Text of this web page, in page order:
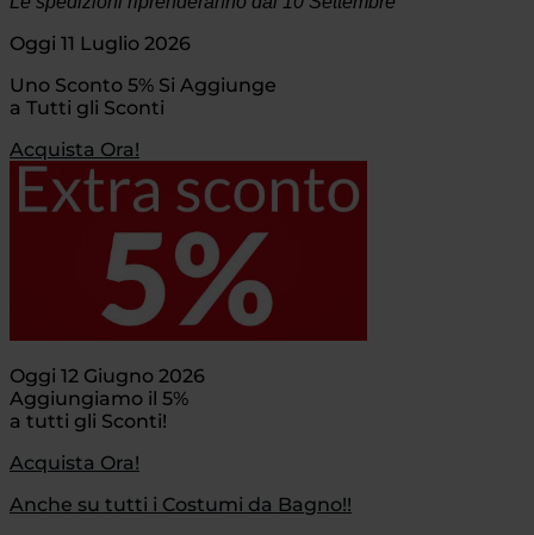
Oggi 11 Luglio 2026
Uno Sconto 5% Si Aggiunge
a Tutti gli Sconti
Acquista Ora!
Oggi 12 Giugno 2026
Aggiungiamo il 5%
a tutti gli Sconti!
Acquista Ora!
Anche su tutti i Costumi da Bagno!!